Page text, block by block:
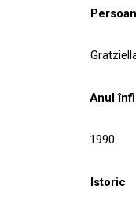
Anul
1990
Istoric